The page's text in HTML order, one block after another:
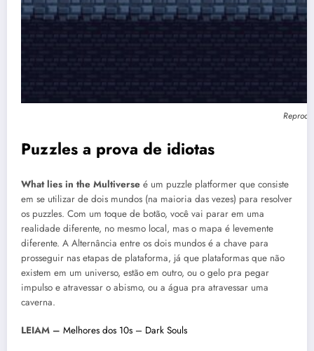
Puzzles a prova de idiotas
What lies in the Multiverse é um puzzle platformer que consiste
em se utilizar de dois mundos (na maioria das vezes) para resolver
os puzzles. Com um toque de botão, você vai parar em uma
realidade diferente, no mesmo local, mas o mapa é levemente
diferente. A Alternância entre os dois mundos é a chave para
prosseguir nas etapas de plataforma, já que plataformas que não
existem em um universo, estão em outro, ou o gelo pra pegar
impulso e atravessar o abismo, ou a água pra atravessar uma
caverna.
LEIAM – Melhores dos 10s – Dark Souls